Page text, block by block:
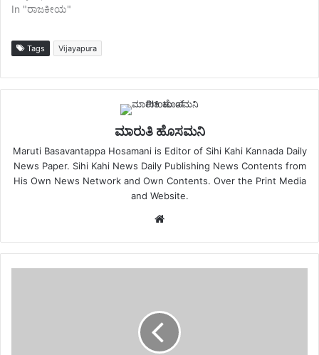
In "ರಾಜಕೀಯ"
Tags Vijayapura
ಮಾರುತಿ ಹೊಸಮನಿ
Maruti Basavantappa Hosamani is Editor of Sihi Kahi Kannada Daily
News Paper. Sihi Kahi News Daily Publishing News Contents from
His Own News Network and Own Contents. Over the Print Media
and Website.
Website